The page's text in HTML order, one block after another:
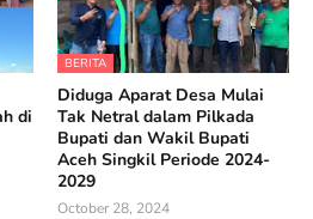
di
BERITA
Diduga Aparat Desa Mulai
Tak Netral dalam Pilkada
Bupati dan Wakil Bupati
Aceh Singkil Periode 2024-
2029
October 28, 2024